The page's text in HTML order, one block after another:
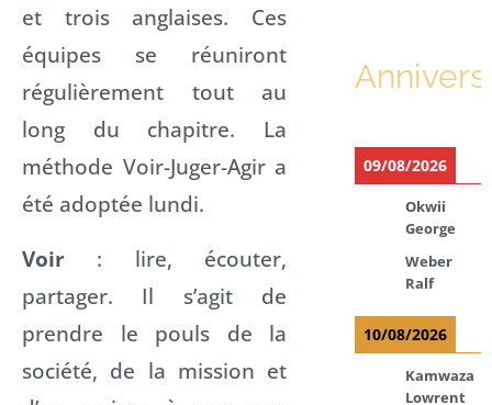
et trois anglaises. Ces
équipes se réuniront
régulièrement tout au
long du chapitre. La
méthode Voir-Juger-Agir a
été adoptée lundi.
Voir : lire, écouter,
partager. Il s’agit de
prendre le pouls de la
société, de la mission et
09/08/2026
Okwii
George
Weber
Ralf
10/08/2026
Kamwaza
Lowrent